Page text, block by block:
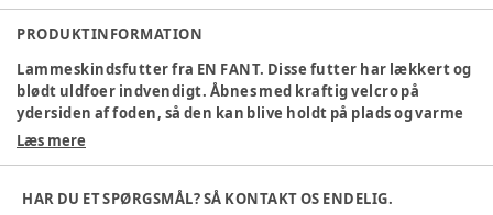
PRODUKTINFORMATION
Lammeskindsfutter fra EN FANT. Disse futter har lækkert og
blødt uldfoer indvendigt. Åbnes med kraftig velcro på
ydersiden af foden, så den kan blive holdt på plads og varme
foden. Futterne er af ruskind og har ydre syninger, som giver
Farve:Brun
Læs mere
HAR DU ET SPØRGSMÅL? SÅ KONTAKT OS ENDELIG.